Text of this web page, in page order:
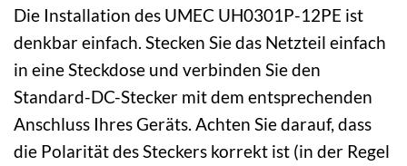
Die Installation des UMEC UH0301P-12PE ist
denkbar einfach. Stecken Sie das Netzteil einfach
in eine Steckdose und verbinden Sie den
Standard-DC-Stecker mit dem entsprechenden
Anschluss Ihres Geräts. Achten Sie darauf, dass
die Polarität des Steckers korrekt ist (in der Regel